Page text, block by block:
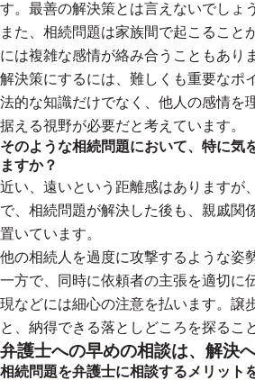
す。最善の解決策とは言えないでしょう
また、相続問題は家族間で起こること
には複雑な感情が絡み合うこともあり
解決策にするには、難しくも重要なポ
法的な知識だけでなく、他人の感情を
据える視野が必要だと考えています。
そのような相続問題において、特に気
ますか？
近い、遠いという距離感はありますが
で、相続問題が解決した後も、親戚関
置いています。
他の相続人を過度に攻撃するような姿
一方で、同時に依頼者の主張を適切に
現などには細心の注意を払います。譲
と、納得できる落としどころを探るこ
弁護士への早めの相談は、解決
相続問題を弁護士に相談するメリット